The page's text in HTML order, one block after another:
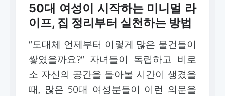
50대 여성이 시작하는 미니멀 라
이프, 집 정리부터 실천하는 방법
"도대체 언제부터 이렇게 많은 물건들이
쌓였을까요?" 자녀들이 독립하고 비로
소 자신의 공간을 돌아볼 시간이 생겼을
때, 많은 50대 여성분들이 이런 의문을